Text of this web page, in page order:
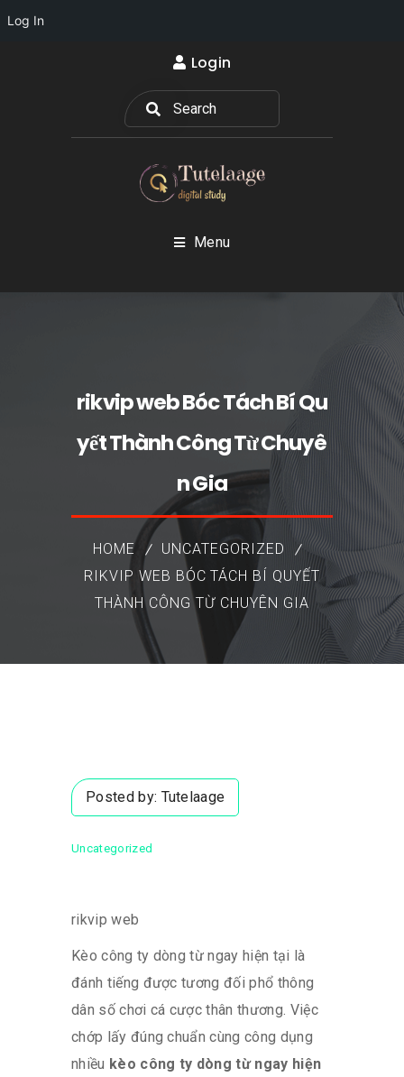
Log In
Login
Menu
rikvip web Bóc Tách Bí Qu
yết Thành Công Từ Chuyê
n Gia
HOME
UNCATEGORIZED
RIKVIP WEB BÓC TÁCH BÍ QUYẾT
THÀNH CÔNG TỪ CHUYÊN GIA
Posted by: Tutelaage
Uncategorized
rikvip web
Kèo công ty dòng từ ngay hiện tại là
đánh tiếng được tương đối phổ thông
dân số chơi cá cược thân thương. Việc
chớp lấy đúng chuẩn cùng công dụng
nhiều kèo công ty dòng từ ngay hiện